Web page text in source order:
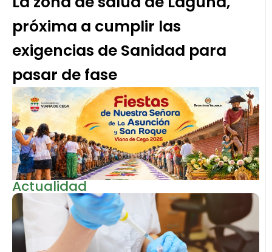
próxima a cumplir las
exigencias de Sanidad para
pasar de fase
Actualidad